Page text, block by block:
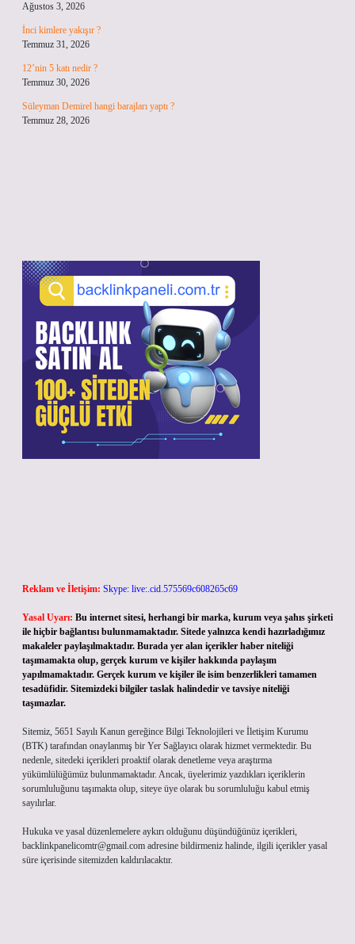
Ağustos 3, 2026
İnci kimlere yakışır ?
Temmuz 31, 2026
12’nin 5 katı nedir ?
Temmuz 30, 2026
Süleyman Demirel hangi barajları yaptı ?
Temmuz 28, 2026
Reklam ve İletişim: Skype: live:.cid.575569c608265c69
Yasal Uyarı: Bu internet sitesi, herhangi bir marka, kurum veya şahıs şirketi
ile hiçbir bağlantısı bulunmamaktadır. Sitede yalnızca kendi hazırladığımız
makaleler paylaşılmaktadır. Burada yer alan içerikler haber niteliği
taşımamakta olup, gerçek kurum ve kişiler hakkında paylaşım
yapılmamaktadır. Gerçek kurum ve kişiler ile isim benzerlikleri tamamen
tesadüfidir. Sitemizdeki bilgiler taslak halindedir ve tavsiye niteliği
taşımazlar.
Sitemiz, 5651 Sayılı Kanun gereğince Bilgi Teknolojileri ve İletişim Kurumu
(BTK) tarafından onaylanmış bir Yer Sağlayıcı olarak hizmet vermektedir. Bu
nedenle, sitedeki içerikleri proaktif olarak denetleme veya araştırma
yükümlülüğümüz bulunmamaktadır. Ancak, üyelerimiz yazdıkları içeriklerin
sorumluluğunu taşımakta olup, siteye üye olarak bu sorumluluğu kabul etmiş
sayılırlar.
Hukuka ve yasal düzenlemelere aykırı olduğunu düşündüğünüz içerikleri,
backlinkpanelicomtr@gmail.com adresine bildirmeniz halinde, ilgili içerikler yasal
süre içerisinde sitemizden kaldırılacaktır.